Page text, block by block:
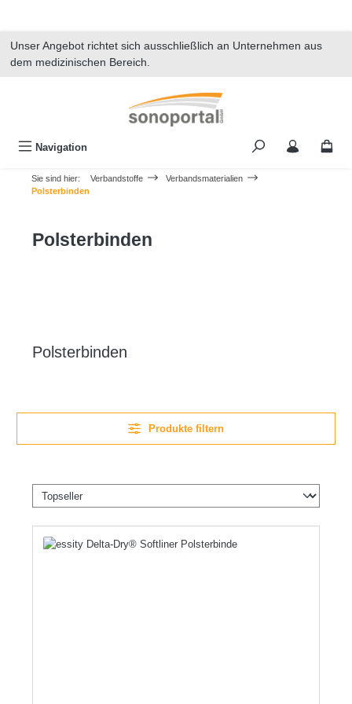
Unser Angebot richtet sich ausschließlich an Unternehmen aus
dem medizinischen Bereich.
Navigation
Sie sind hier: Verbandstoffe
Verbandsmaterialien
Polsterbinden
Polsterbinden
Polsterbinden
Produkte filtern